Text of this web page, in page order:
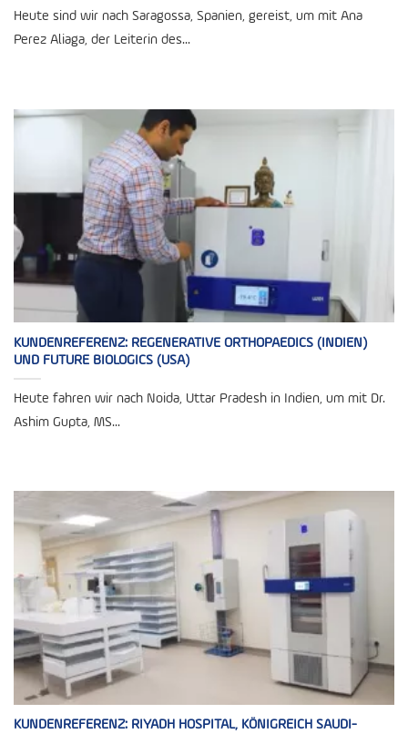
Heute sind wir nach Saragossa, Spanien, gereist, um mit Ana
Perez Aliaga, der Leiterin des...
KUNDENREFERENZ: REGENERATIVE ORTHOPAEDICS (INDIEN)
UND FUTURE BIOLOGICS (USA)
Heute fahren wir nach Noida, Uttar Pradesh in Indien, um mit Dr.
Ashim Gupta, MS...
KUNDENREFERENZ: RIYADH HOSPITAL, KÖNIGREICH SAUDI-